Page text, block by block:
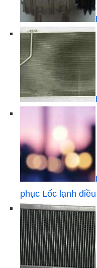
phục Lốc lạnh